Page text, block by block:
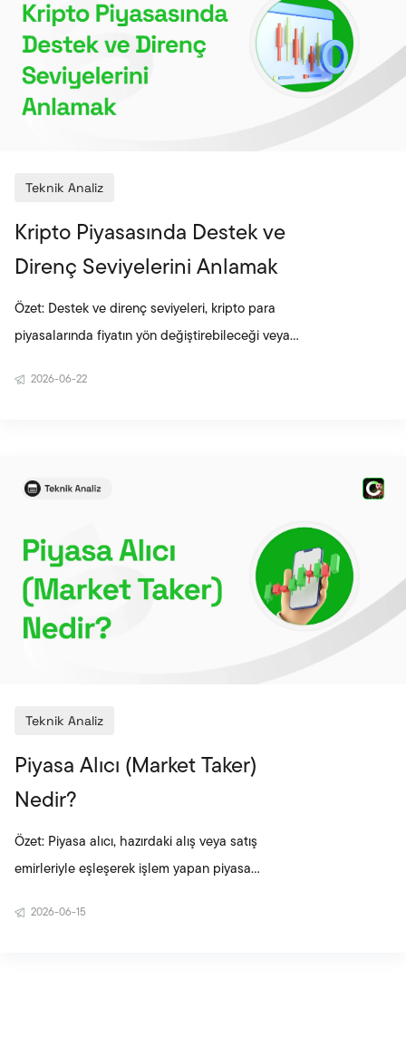
Teknik Analiz
Kripto Piyasasında Destek ve
Direnç Seviyelerini Anlamak
Özet: Destek ve direnç seviyeleri, kripto para
piyasalarında fiyatın yön değiştirebileceği veya
araçlardan yararlanabilir. Destek ve direnç
önemli rol oynasa da daha sağlıklı analizler için
işlem hacmi, t
2026-06-22
Teknik Analiz
Piyasa Alıcı (Market Taker)
Nedir?
Özet: Piyasa alıcı, hazırdaki alış veya satış
emirleriyle eşleşerek işlem yapan piyasa
2026-06-15